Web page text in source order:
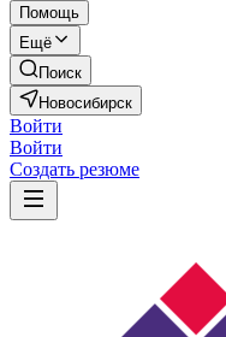
Помощь
Ещё
Поиск
Новосибирск
Войти
Войти
Создать резюме